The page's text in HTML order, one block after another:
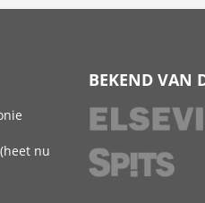
nu
BEKEND VAN